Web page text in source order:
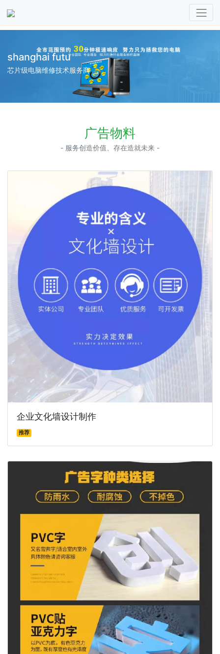
shanghai futu
芯片级电脑维修技术服务商
广告物料
- 服务创造价值、存在造就未来 -
企业文化墙设计制作
推荐